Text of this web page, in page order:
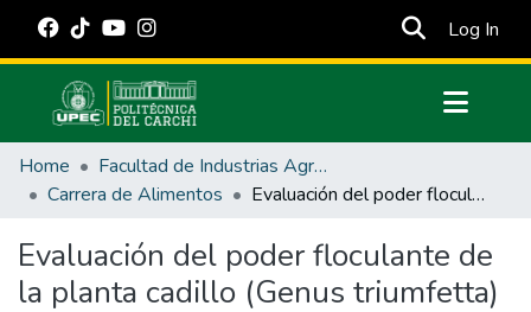
Log In
Communities & Collections
All of DSpace
Estadísticas Externas
Home
Facultad de Industrias Agropecuarias y Ciencias Ambientales
Carrera de Alimentos
Evaluación del poder floculante de la planta cadillo (Genus triumfetta) en la clarificación de una cerveza artesanal tipo APA (American Pale Ale)”
Evaluación del poder floculante de
la planta cadillo (Genus triumfetta)